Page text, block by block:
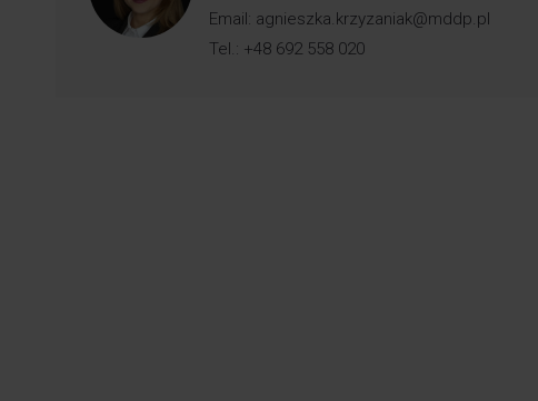
Email: agnieszka.krzyzaniak@mddp.pl
Tel.: +48 692 558 020